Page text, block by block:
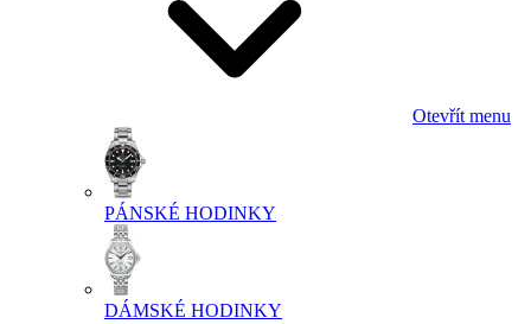
Otevřít menu
PÁNSKÉ HODINKY
DÁMSKÉ HODINKY